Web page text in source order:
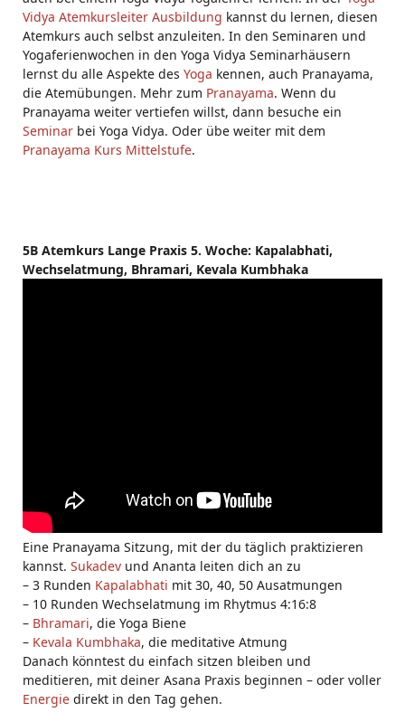
Vidya Atemkursleiter Ausbildung kannst du lernen, diesen
Atemkurs auch selbst anzuleiten. In den Seminaren und
Yogaferienwochen in den Yoga Vidya Seminarhäusern
lernst du alle Aspekte des Yoga kennen, auch Pranayama,
die Atemübungen. Mehr zum Pranayama. Wenn du
Pranayama weiter vertiefen willst, dann besuche ein
Seminar bei Yoga Vidya. Oder übe weiter mit dem
Pranayama Kurs Mittelstufe.
5B Atemkurs Lange Praxis 5. Woche: Kapalabhati,
Wechselatmung, Bhramari, Kevala Kumbhaka
Eine Pranayama Sitzung, mit der du täglich praktizieren
kannst. Sukadev und Ananta leiten dich an zu
– 3 Runden Kapalabhati mit 30, 40, 50 Ausatmungen
– 10 Runden Wechselatmung im Rhytmus 4:16:8
– Bhramari, die Yoga Biene
– Kevala Kumbhaka, die meditative Atmung
Danach könntest du einfach sitzen bleiben und
meditieren, mit deiner Asana Praxis beginnen – oder voller
Energie direkt in den Tag gehen.